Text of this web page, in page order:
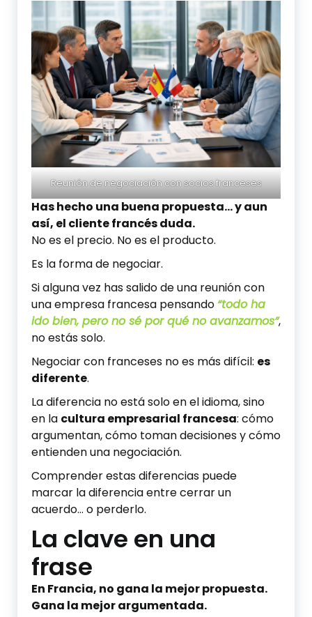
Reunión de negociación con socios franceses
Has hecho una buena propuesta… y aun
así, el cliente francés duda.
No es el precio. No es el producto.
Es la forma de negociar.
Si alguna vez has salido de una reunión con
una empresa francesa pensando“todo ha
ido bien, pero no sé por qué no avanzamos”,
no estás solo.
Negociar con franceses no es más difícil: es
diferente.
La diferencia no está solo en el idioma, sino
en la cultura empresarial francesa: cómo
argumentan, cómo toman decisiones y cómo
entienden una negociación.
Comprender estas diferencias puede
marcar la diferencia entre cerrar un
acuerdo… o perderlo.
La clave en una
frase
En Francia, no gana la mejor propuesta.
Gana la mejor argumentada.